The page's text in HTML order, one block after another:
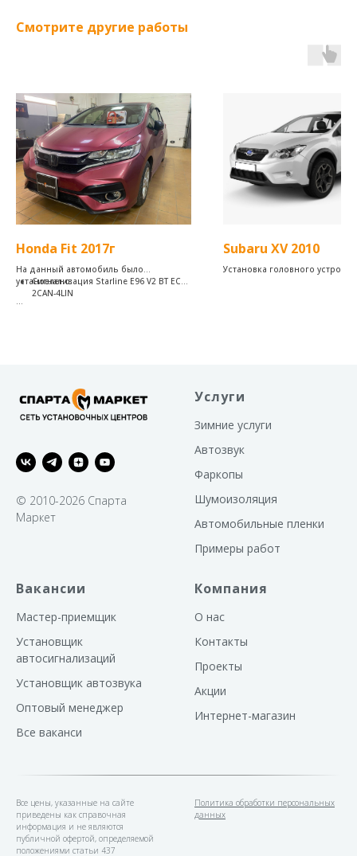
Смотрите другие работы
Honda Fit 2017г
На данный автомобиль было
установлено:
Сигнализация Starline E96 V2 BT ECO
2CAN-4LIN
помехозащищенным трансивером с
малошумящим усилителем
Subaru XV 2010
Установка головного
© 2010-2026 Спарта
Маркет
Услуги
Зимние услуги
Автозвук
Фаркопы
Шумоизоляция
Автомобильные пленки
Примеры работ
Вакансии
Мастер-приемщик
Установщик
автосигнализаций
Установщик автозвука
Оптовый менеджер
Все ваканси
Компания
О нас
Контакты
Проекты
Акции
Интернет-магазин
Все цены, указанные на сайте
приведены как справочная
информация и не являются
публичной офертой, определяемой
положениями статьи 437
Политика обработки персональных
данных